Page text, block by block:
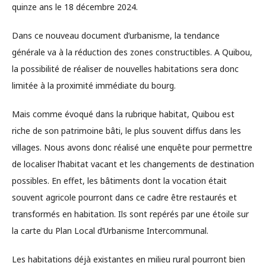
quinze ans le 18 décembre 2024.
Dans ce nouveau document d’urbanisme, la tendance
générale va à la réduction des zones constructibles. A Quibou,
la possibilité de réaliser de nouvelles habitations sera donc
limitée à la proximité immédiate du bourg.
Mais comme évoqué dans la rubrique habitat, Quibou est
riche de son patrimoine bâti, le plus souvent diffus dans les
villages. Nous avons donc réalisé une enquête pour permettre
de localiser l’habitat vacant et les changements de destination
possibles. En effet, les bâtiments dont la vocation était
souvent agricole pourront dans ce cadre être restaurés et
transformés en habitation. Ils sont repérés par une étoile sur
la carte du Plan Local d’Urbanisme Intercommunal.
Les habitations déjà existantes en milieu rural pourront bien